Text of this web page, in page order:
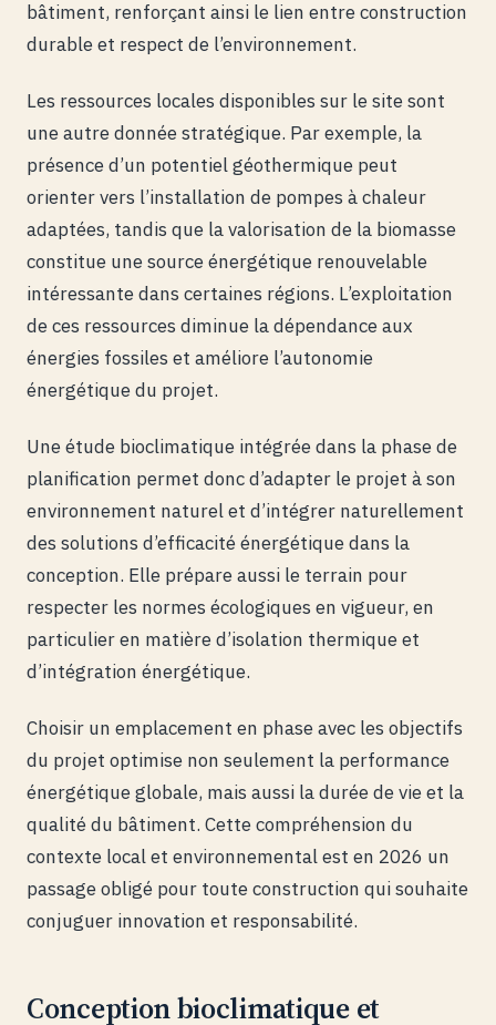
bâtiment, renforçant ainsi le lien entre construction
durable et respect de l’environnement.
Les ressources locales disponibles sur le site sont
une autre donnée stratégique. Par exemple, la
présence d’un potentiel géothermique peut
orienter vers l’installation de pompes à chaleur
adaptées, tandis que la valorisation de la biomasse
constitue une source énergétique renouvelable
intéressante dans certaines régions. L’exploitation
de ces ressources diminue la dépendance aux
énergies fossiles et améliore l’autonomie
énergétique du projet.
Une étude bioclimatique intégrée dans la phase de
planification permet donc d’adapter le projet à son
environnement naturel et d’intégrer naturellement
des solutions d’efficacité énergétique dans la
conception. Elle prépare aussi le terrain pour
respecter les normes écologiques en vigueur, en
particulier en matière d’isolation thermique et
d’intégration énergétique.
Choisir un emplacement en phase avec les objectifs
du projet optimise non seulement la performance
énergétique globale, mais aussi la durée de vie et la
qualité du bâtiment. Cette compréhension du
contexte local et environnemental est en 2026 un
passage obligé pour toute construction qui souhaite
conjuguer innovation et responsabilité.
Conception bioclimatique et